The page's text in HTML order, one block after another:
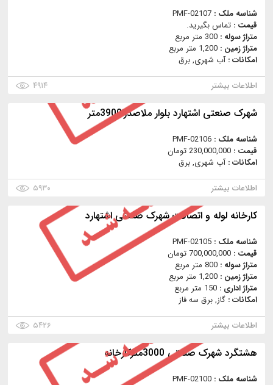
شناسه ملک : PMF-02107
قیمت : تماس بگیرید.
متراژ سوله : 300 متر مربع
متراژ زمین : 1,200 متر مربع
امکانات :آب شهری, برق
اطلاعات بیشتر
۴۹۱۴
شهرک صنعتی اشتهارد بلوار ملاصدرا3900متر
شناسه ملک : PMF-02106
قیمت : 230,000,000 تومان
امکانات :آب شهری, برق
اطلاعات بیشتر
۵۹۳۰
کارخانه لوله و اتصالات شهرک صنعتی اشتهارد
شناسه ملک : PMF-02105
قیمت : 700,000,000 تومان
متراژ سوله : 800 متر مربع
متراژ زمین : 1,200 متر مربع
متراژ اداری : 150 متر مربع
امکانات : گاز, برق سه فاز
اطلاعات بیشتر
۵۴۲۶
هشتگرد شهرک صنعتی 3000مترکارخانه
شناسه ملک : PMF-02100